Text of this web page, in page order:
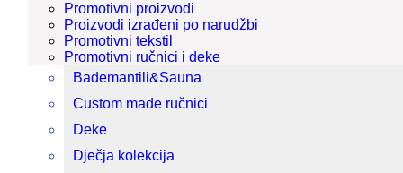
Promotivni proizvodi
Proizvodi izrađeni po narudžbi
Promotivni tekstil
Promotivni ručnici i deke
Bademantili&Sauna
Custom made ručnici
Deke
Dječja kolekcija